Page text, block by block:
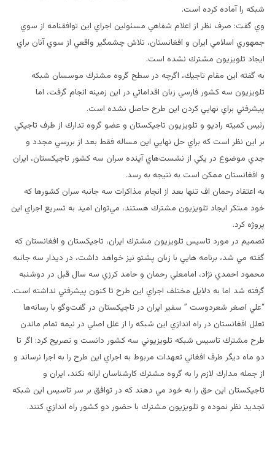
شبكه را آماده كرده است.
وي گفت: صرف نظر از اعلام شفاهي مسئولين اجراي اين توافقنامه از سوي
جمهوري اسلامي ايران و افغانستان، تلاش چشمگير واقعي از سوي آنان براي
ايجاد تلويزيون مشترك نشده است.
به گفته اين مقام تاجيك، اگرچه در سطح گروه مشترك موسسان شبكه
تلويزيون سه كشور فارسي زبان اقداماتي در اين زمينه انجام گرفت، اما
پيشرفتي براي نهايي كردن اين طرح حاصل نشده است.
رئيس كميته راديو و تلويزيون تاجيكستان و عضو گروه تدارك از طرف تاجيكي
بر اين نظر است كه براي حل نهايي اين مساله فقط بعد از بررسي مجدد و
جدي موضوع در يكي از نشست‌هاي آينده سران سه كشور تاجيكستان، ايران
و افغانستان ممكن است به نتيجه به رسد.
به اعتقاد رحمان اف تنها بعد از انجام مذاكرات سه جانبه سران كشورها كه
خود مبتكر ايجاد تلويزيون مشترك هستند، مي‌توان اميد به تسريع اجراي اين
پروژه كرد.
تصميم در مورد تاسيس تلويزيون مشترك ايران، تاجيكستان و افغانستان كه
گفته مي شد، برنامه هايي با زبان پشتو نيز خواهد داشت، در ديدار سه جانبه
محمود احمدي نژاد، امامعلي رحمان و حامد كرزي سه سال قبل در دوشنبه
گرفته شد اما به دلايل مختلف اجراي اين طرح تا كنون پيشرفتي نداشته است.
“علي اصغر شعردوست ” سفير ايران در تاجيكستان در گفت‌وگو با رسانه‌ها
تعلل افغانستان در راه اندازي اين شبكه را از علل اصلي در نيمه تمام ماندن
طرح مشترك تاسيس شبكه تلويزيوني سه كشور دانست و تصريح كرد: اگر تا
دو ماه ديگر طرف افغاني تعهدات مربوط به اجراي اين طرح را به اجرا نرساند و
از جمله مدارك لازم را به گروه مشترك كارشناسان ارائه نكند، ايران و
تاجيكستان اين حق را به خود مي دهند كه در توافق بر سر تاسيس اين شبكه
تجديد نظر نموده و تلويزيون مشترك با حضور دو كشور راه اندازي كنند.